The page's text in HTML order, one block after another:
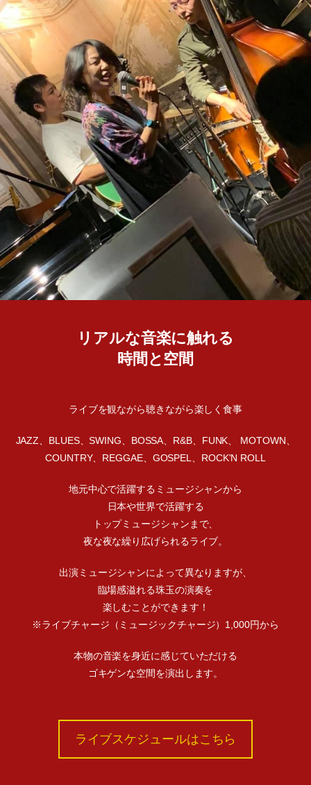
リアルな音楽に触れる
時間と空間
ライブを観ながら聴きながら楽しく食事
JAZZ、BLUES、SWING、BOSSA、R&B、FUNK、 MOTOWN、
COUNTRY、REGGAE、GOSPEL、ROCK'N ROLL
地元中心で活躍するミュージシャンから
日本や世界で活躍する
トップミュージシャンまで、
夜な夜な繰り広げられるライブ。
出演ミュージシャンによって異なりますが、
臨場感溢れる珠玉の演奏を
楽しむことができます！
※ライブチャージ（ミュージックチャージ）1,000円から
本物の音楽を身近に感じていただける
ゴキゲンな空間を演出します。
ライブスケジュールはこちら